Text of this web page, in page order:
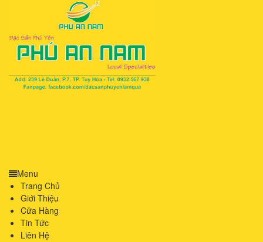
Menu
Trang Chủ
Giới Thiệu
Cửa Hàng
Tin Tức
Liên Hệ